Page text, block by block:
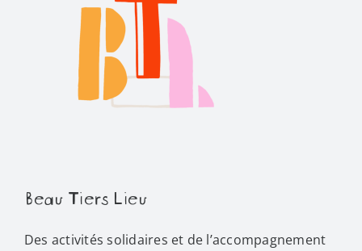
Beau Tiers Lieu
Des activités solidaires et de l’accompagnement